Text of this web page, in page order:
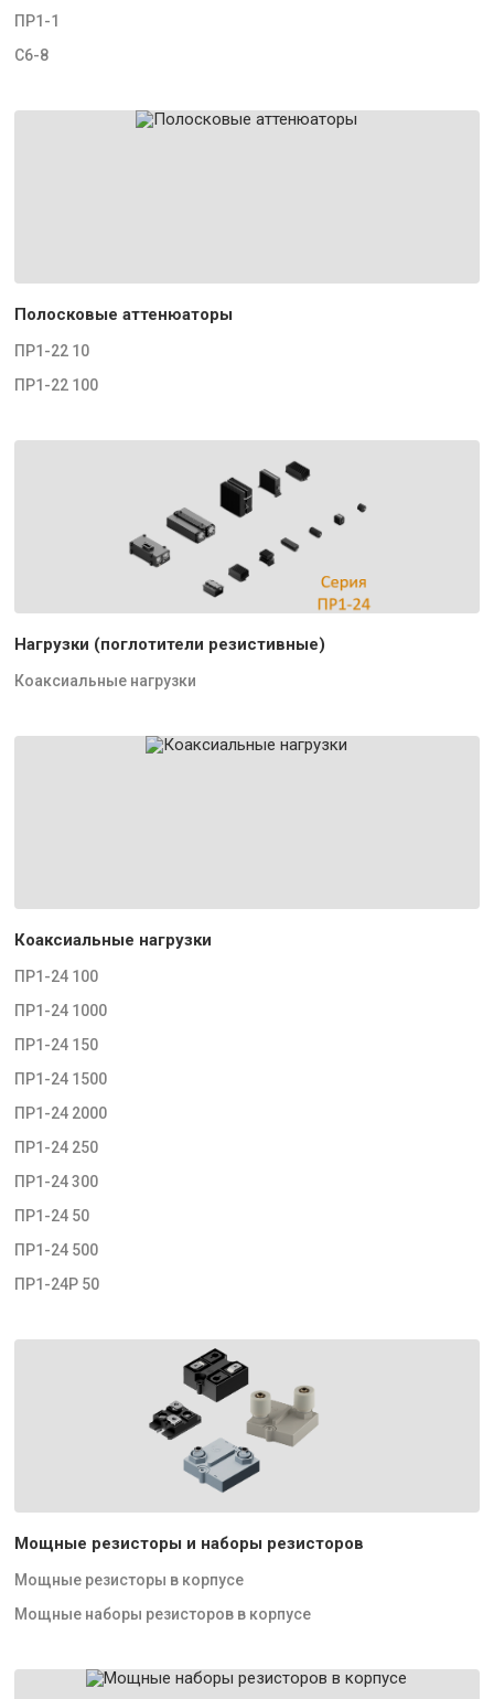
ПР1-1
С6-8
Полосковые аттенюаторы
ПР1-22 10
ПР1-22 100
Нагрузки (поглотители резистивные)
Коаксиальные нагрузки
Коаксиальные нагрузки
ПР1-24 100
ПР1-24 1000
ПР1-24 150
ПР1-24 1500
ПР1-24 2000
ПР1-24 250
ПР1-24 300
ПР1-24 50
ПР1-24 500
ПР1-24Р 50
Мощные резисторы и наборы резисторов
Мощные резисторы в корпусе
Мощные наборы резисторов в корпусе